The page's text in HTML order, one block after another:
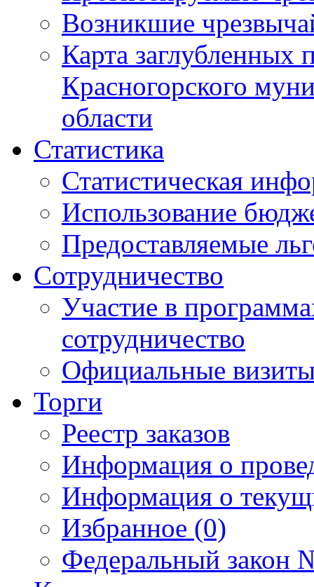
Возникшие
Карта
Красногорского
области
Статистика
Статистическая
Использование
Предоставляемые
Сотрудничество
Участие в
сотрудничество
Официальные
Торги
Реестр заказов
Информация о
Информация о
Избранное (0)
Федеральный закон